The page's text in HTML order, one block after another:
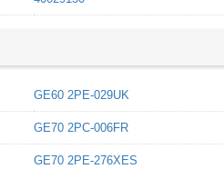
GE60 2PE-029UK
GE70 2PC-006FR
GE70 2PE-276XES